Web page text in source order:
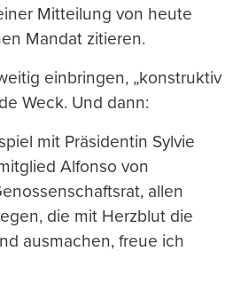
Mitteilung von heute
Mandat zitieren.
einbringen, „konstruktiv
Weck. Und dann:
mit Präsidentin Sylvie
Alfonso von
allen
die mit Herzblut die
ausmachen, freue ich